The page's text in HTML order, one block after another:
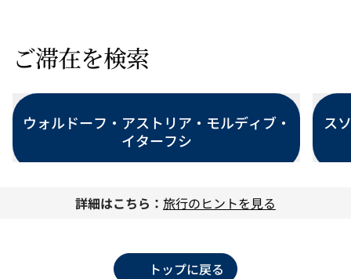
ご滞在を検索
ウォルドーフ・アストリア・モルディブ・
イターフシ
ス
詳細はこちら： 旅行のヒントを見る
トップに戻る